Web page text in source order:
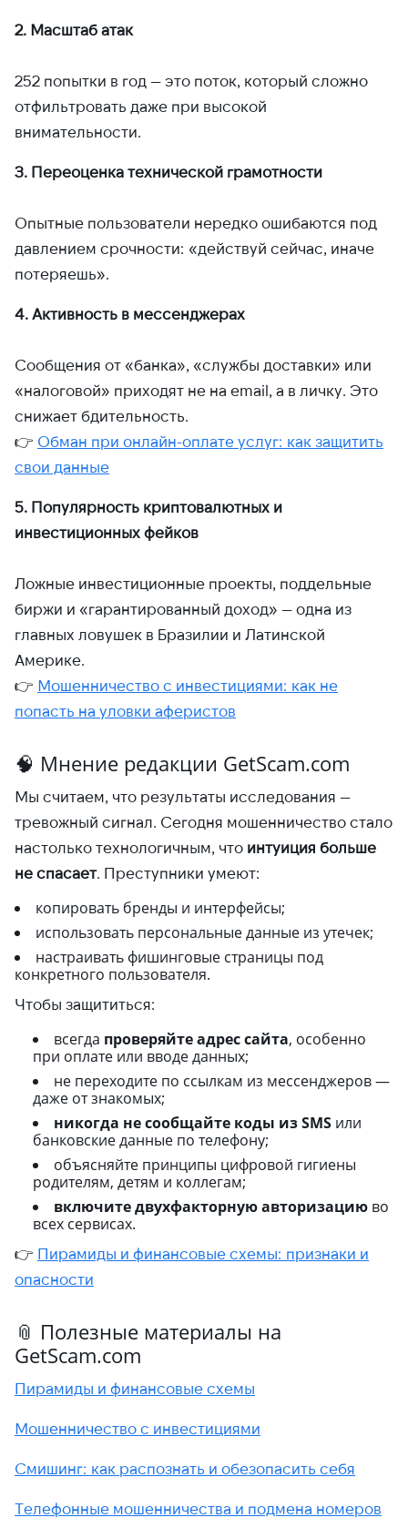
2. Масштаб атак
252 попытки в год — это поток, который сложно
отфильтровать даже при высокой
внимательности.
3. Переоценка технической грамотности
Опытные пользователи нередко ошибаются под
давлением срочности: «действуй сейчас, иначе
потеряешь».
4. Активность в мессенджерах
Сообщения от «банка», «службы доставки» или
«налоговой» приходят не на email, а в личку. Это
снижает бдительность.
👉 Обман при онлайн-оплате услуг: как защитить
свои данные
5. Популярность криптовалютных и
инвестиционных фейков
Ложные инвестиционные проекты, поддельные
биржи и «гарантированный доход» — одна из
главных ловушек в Бразилии и Латинской
Америке.
👉 Мошенничество с инвестициями: как не
попасть на уловки аферистов
🧠 Мнение редакции GetScam.com
Мы считаем, что результаты исследования —
тревожный сигнал. Сегодня мошенничество стало
настолько технологичным, что интуиция больше
не спасает. Преступники умеют:
копировать бренды и интерфейсы;
использовать персональные данные из утечек;
настраивать фишинговые страницы под
конкретного пользователя.
Чтобы защититься:
всегда проверяйте адрес сайта, особенно
при оплате или вводе данных;
не переходите по ссылкам из мессенджеров —
даже от знакомых;
никогда не сообщайте коды из SMS или
банковские данные по телефону;
объясняйте принципы цифровой гигиены
родителям, детям и коллегам;
включите двухфакторную авторизацию во
всех сервисах.
👉 Пирамиды и финансовые схемы: признаки и
опасности
📎 Полезные материалы на
GetScam.com
Пирамиды и финансовые схемы
Мошенничество с инвестициями
Смишинг: как распознать и обезопасить себя
Телефонные мошенничества и подмена номеров